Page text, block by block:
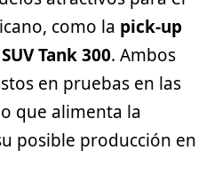
como la pick-up
SUV Tank 300. Ambos
en pruebas en las
que alimenta la
posible producción en